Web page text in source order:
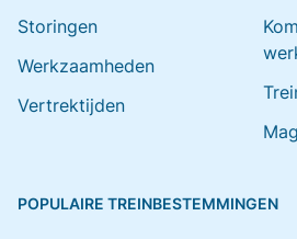
Storingen
Werkzaamheden
Vertrektijden
POPULAIRE TREINBESTEMMINGEN